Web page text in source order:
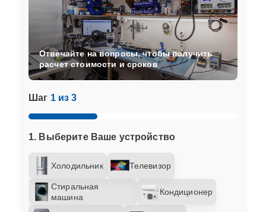
Шаг 1 из 3
1. Выберите Ваше устройство
Холодильник Телевизор
Стиральная
машина
Кондиционер
Отвечайте на вопросы, чтобы получить
расчет стоимости и сроков